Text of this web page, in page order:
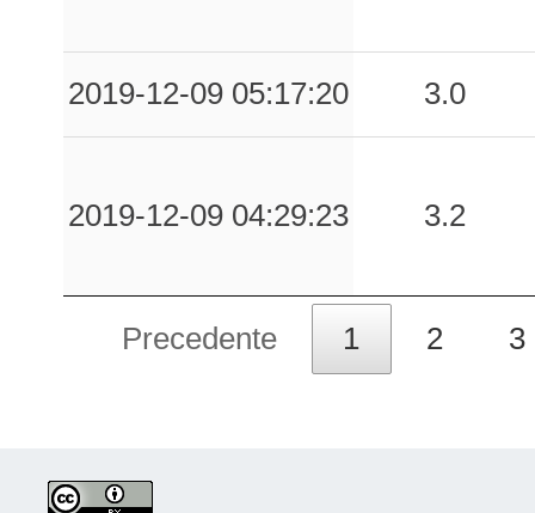
2019-12-09 05:17:20 3.0
2019-12-09 04:29:23 3.2
Precedente 1 2 3